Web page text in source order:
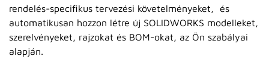
rendelés-specifikus tervezési követelményeket, és
automatikusan hozzon létre új SOLIDWORKS modelleket,
szerelvényeket, rajzokat és BOM-okat, az Ön szabályai
alapján.